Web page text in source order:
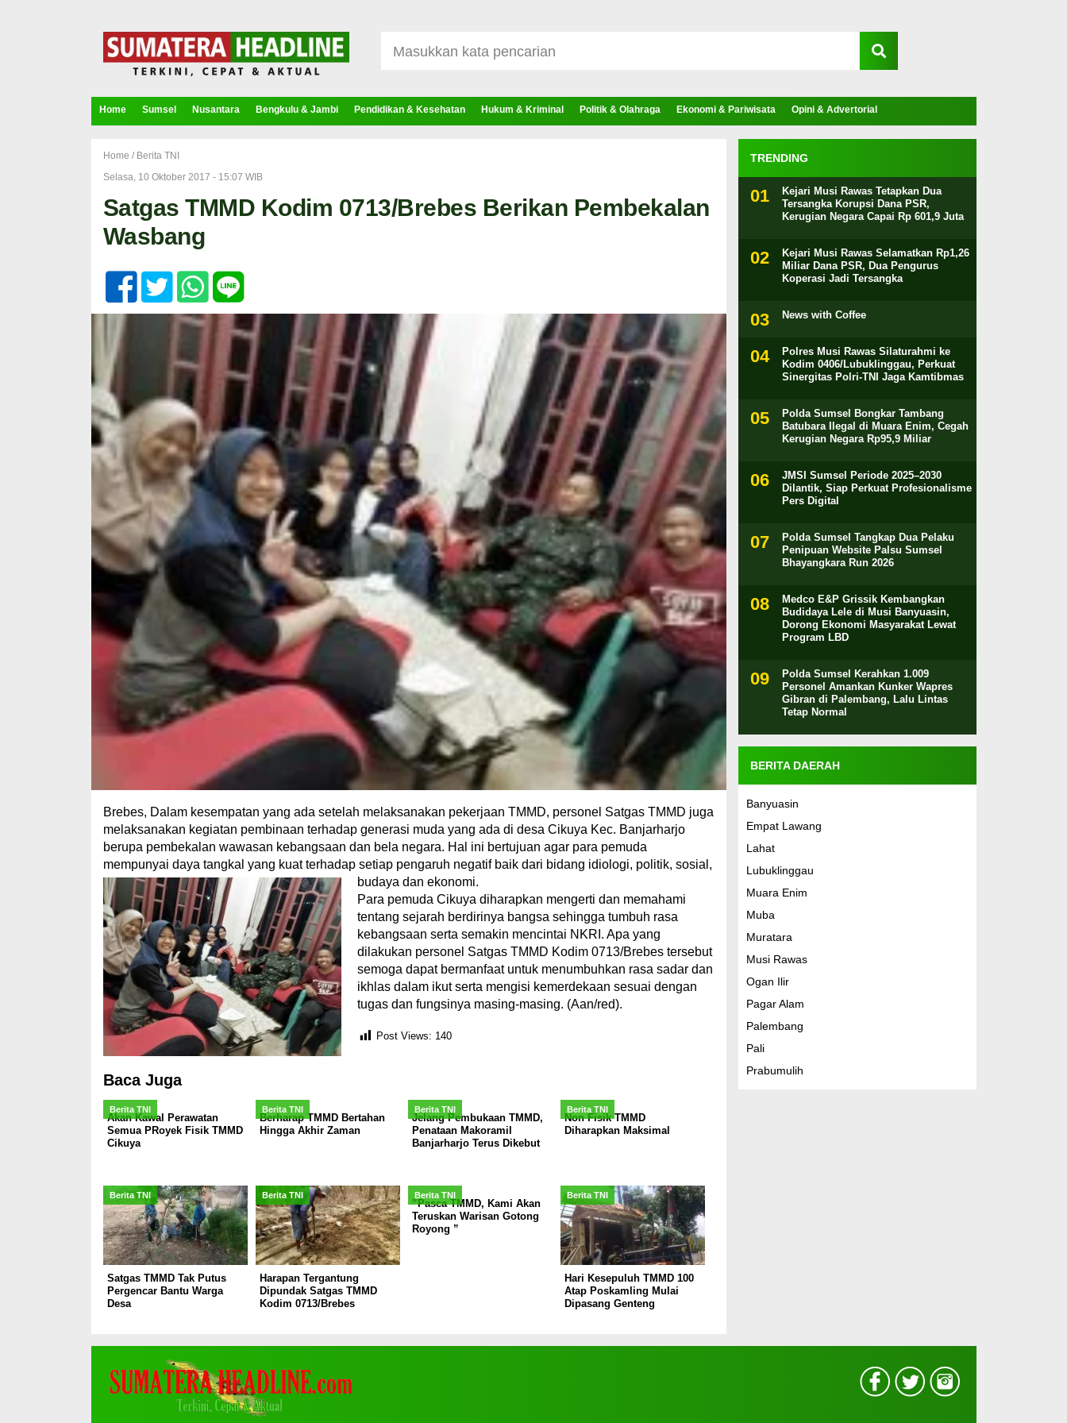
Home Sumsel Nusantara Bengkulu & Jambi Pendidikan & Kesehatan Hukum & Kriminal Politik & Olahraga Ekonomi & Pariwisata Opini & Advertorial
Home / Berita TNI
Selasa, 10 Oktober 2017 - 15:07 WIB
Satgas TMMD Kodim 0713/Brebes Berikan Pembekalan
Wasbang
Brebes, Dalam kesempatan yang ada setelah melaksanakan pekerjaan TMMD, personel Satgas TMMD juga
melaksanakan kegiatan pembinaan terhadap generasi muda yang ada di desa Cikuya Kec. Banjarharjo
berupa pembekalan wawasan kebangsaan dan bela negara. Hal ini bertujuan agar para pemuda
mempunyai daya tangkal yang kuat terhadap setiap pengaruh negatif baik dari bidang idiologi, politik, sosial,
budaya dan ekonomi.
Para pemuda Cikuya diharapkan mengerti dan memahami
tentang sejarah berdirinya bangsa sehingga tumbuh rasa
kebangsaan serta semakin mencintai NKRI. Apa yang
dilakukan personel Satgas TMMD Kodim 0713/Brebes tersebut
semoga dapat bermanfaat untuk menumbuhkan rasa sadar dan
ikhlas dalam ikut serta mengisi kemerdekaan sesuai dengan
tugas dan fungsinya masing-masing. (Aan/red).
Post Views: 140
Baca Juga
Berita TNI
Akan Kawal Perawatan
Semua PRoyek Fisik TMMD
Cikuya
Berita TNI
Berharap TMMD Bertahan
Hingga Akhir Zaman
Berita TNI
Jelang Pembukaan TMMD,
Penataan Makoramil
Banjarharjo Terus Dikebut
Berita TNI
Non Fisik TMMD
Diharapkan Maksimal
Berita TNI
Satgas TMMD Tak Putus
Pergencar Bantu Warga
Desa
Berita TNI
Harapan Tergantung
Dipundak Satgas TMMD
Kodim 0713/Brebes
Berita TNI
”Pasca TMMD, Kami Akan
Teruskan Warisan Gotong
Royong ”
Berita TNI
Hari Kesepuluh TMMD 100
Atap Poskamling Mulai
Dipasang Genteng
TRENDING
Kejari Musi Rawas Tetapkan Dua
Tersangka Korupsi Dana PSR,
Kerugian Negara Capai Rp 601,9 Juta
Kejari Musi Rawas Selamatkan Rp1,26
Miliar Dana PSR, Dua Pengurus
Koperasi Jadi Tersangka
News with Coffee
Polres Musi Rawas Silaturahmi ke
Kodim 0406/Lubuklinggau, Perkuat
Sinergitas Polri-TNI Jaga Kamtibmas
Polda Sumsel Bongkar Tambang
Batubara Ilegal di Muara Enim, Cegah
Kerugian Negara Rp95,9 Miliar
JMSI Sumsel Periode 2025–2030
Dilantik, Siap Perkuat Profesionalisme
Pers Digital
Polda Sumsel Tangkap Dua Pelaku
Penipuan Website Palsu Sumsel
Bhayangkara Run 2026
Medco E&P Grissik Kembangkan
Budidaya Lele di Musi Banyuasin,
Dorong Ekonomi Masyarakat Lewat
Program LBD
Polda Sumsel Kerahkan 1.009
Personel Amankan Kunker Wapres
Gibran di Palembang, Lalu Lintas
Tetap Normal
BERITA DAERAH
Banyuasin
Empat Lawang
Lahat
Lubuklinggau
Muara Enim
Muba
Muratara
Musi Rawas
Ogan Ilir
Pagar Alam
Palembang
Pali
Prabumulih